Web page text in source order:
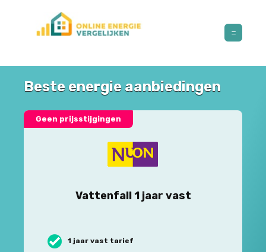
Beste energie aanbiedingen
Geen prijsstijgingen
Vattenfall 1 jaar vast
1 jaar vast tarief